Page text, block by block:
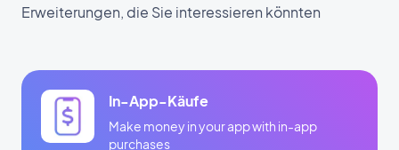
Erweiterungen, die Sie interessieren könnten
In-App-Käufe
Make money in your app with in-app
purchases